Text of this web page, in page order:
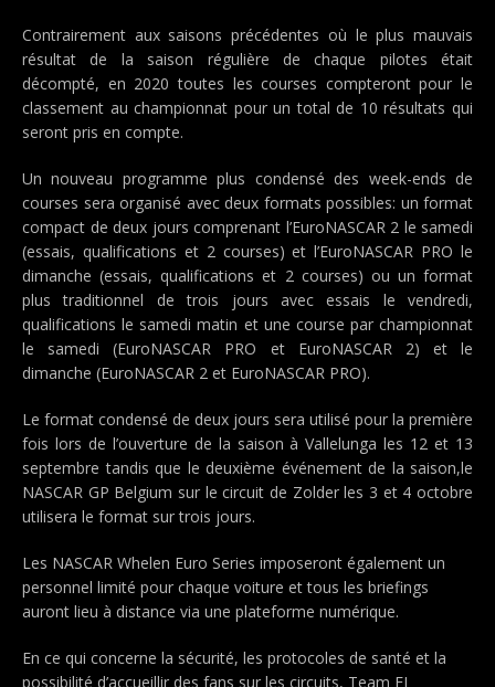
Contrairement aux saisons précédentes où le plus mauvais
résultat de la saison régulière de chaque pilotes était
décompté, en 2020 toutes les courses compteront pour le
classement au championnat pour un total de 10 résultats qui
seront pris en compte.
Un nouveau programme plus condensé des week-ends de
courses sera organisé avec deux formats possibles: un format
compact de deux jours comprenant l’EuroNASCAR 2 le samedi
(essais, qualifications et 2 courses) et l’EuroNASCAR PRO le
dimanche (essais, qualifications et 2 courses) ou un format
plus traditionnel de trois jours avec essais le vendredi,
qualifications le samedi matin et une course par championnat
le samedi (EuroNASCAR PRO et EuroNASCAR 2) et le
dimanche (EuroNASCAR 2 et EuroNASCAR PRO).
Le format condensé de deux jours sera utilisé pour la première
fois lors de l’ouverture de la saison à Vallelunga les 12 et 13
septembre tandis que le deuxième événement de la saison,le
NASCAR GP Belgium sur le circuit de Zolder les 3 et 4 octobre
utilisera le format sur trois jours.
Les NASCAR Whelen Euro Series imposeront également un
personnel limité pour chaque voiture et tous les briefings
auront lieu à distance via une plateforme numérique.
En ce qui concerne la sécurité, les protocoles de santé et la
possibilité d’accueillir des fans sur les circuits, Team FJ